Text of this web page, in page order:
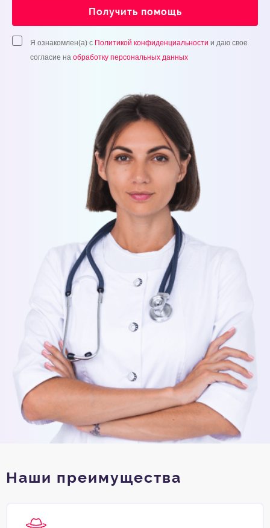
Получить помощь
Я ознакомлен(а) с Политикой конфиденциальности и даю свое
согласие на обработку персональных данных
Наши преимущества